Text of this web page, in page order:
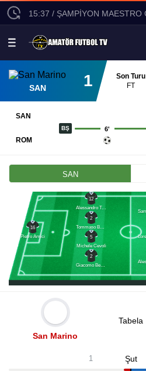
SAN 1
Son Turu
FT
SAN
ROM
BŞ 6'
SAN
16
Pietro Amici
12
Alessandro Tosi
2
5
Michele Cevoli
2
San Marino
Tabela
1 Şut